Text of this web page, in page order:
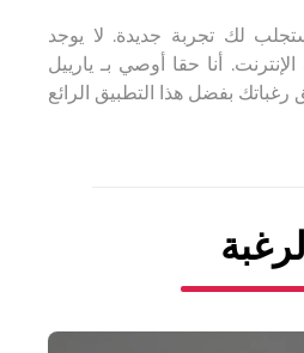
ستجلب لك تجربة جديدة. لا يوجد
أنا حقا أوصي بـ يارييل